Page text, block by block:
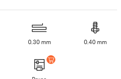
0.30 mm 0.40 mm